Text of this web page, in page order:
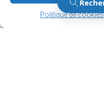
Politique de cookies
Gérer le consentement
Gérer le consentement